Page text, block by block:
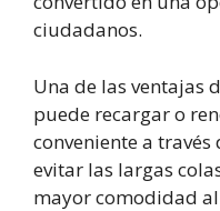
ciudadanos.
Una de las ventajas
puede recargar o
conveniente a
evitar las largas
mayor comodidad